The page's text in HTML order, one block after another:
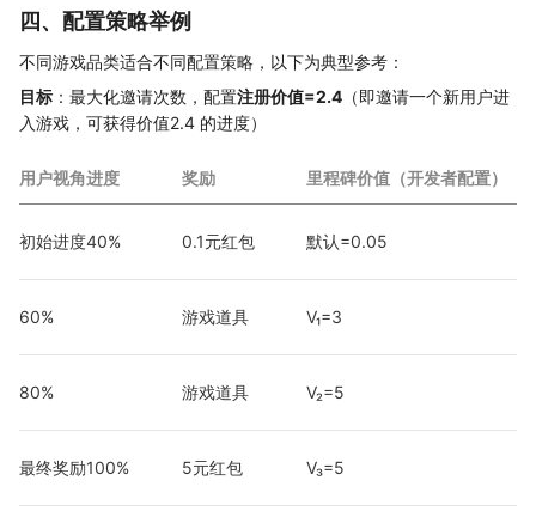
四、配置策略举例
不同游戏品类适合不同配置策略，以下为典型参考：
目标 ：最大化邀请次数，配置注册价值=2.4 （即邀请一个新用户进
入游戏，可获得价值2.4 的进度）
用户视角进度 奖励 里程碑价值（开发者配置）
初始进度40% 0.1元红包 默认=0.05
60% 游戏道具 V₁=3
80% 游戏道具 V₂=5
最终奖励100% 5元红包 V₃=5